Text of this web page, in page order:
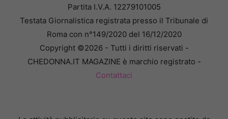
Partita I.V.A. 12279101005
Testata Giornalistica registrata presso il Tribunale di
Roma con n°149/2020 del 16/12/2020
Copyright ©2026 - Tutti i diritti riservati -
CHEDONNA.IT MAGAZINE è marchio registrato -
Contattaci